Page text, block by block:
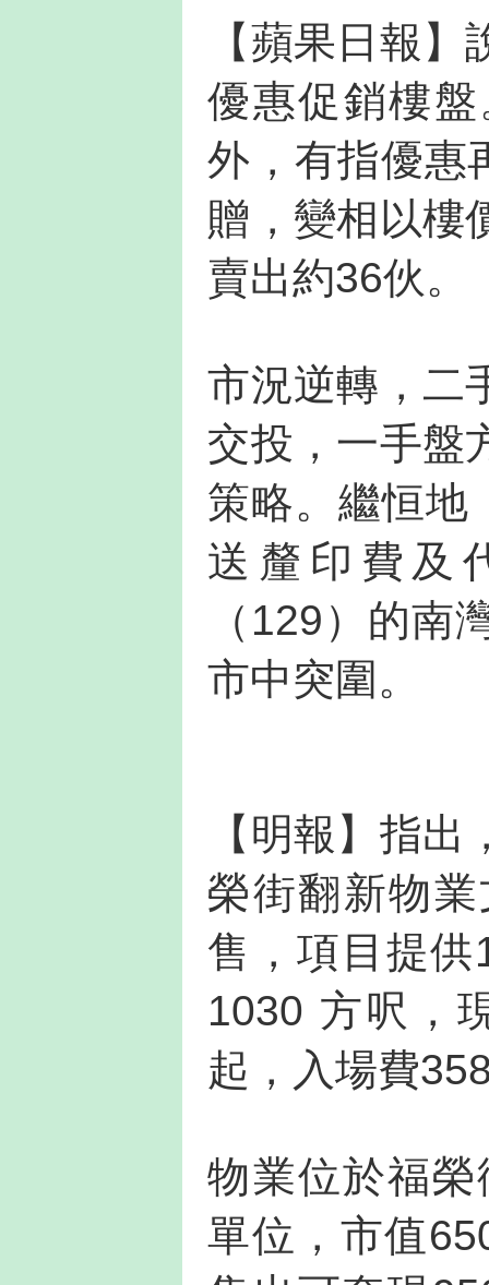
【蘋果日報
優惠促銷樓
外，有指優惠
贈，變相以樓
賣出約36伙。
市況逆轉，二
交投，一手盤
策略。繼恒地
送釐印費及
（129）的南
市中突圍。
【明報】指
榮街翻新物
售，項目提
1030 方呎，
起，入場費
物業位於福
單位，市值